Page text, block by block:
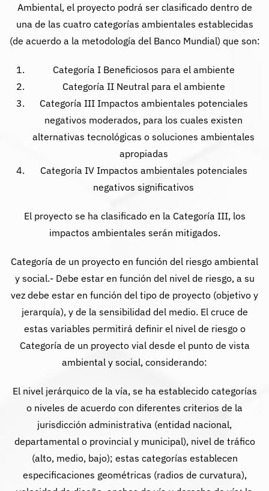
Ambiental, el proyecto podrá ser clasificado dentro de
una de las cuatro categorías ambientales establecidas
(de acuerdo a la metodología del Banco Mundial) que son:
Categoría I Beneficiosos para el ambiente
Categoría II Neutral para el ambiente
Categoría III Impactos ambientales potenciales
negativos moderados, para los cuales existen
alternativas tecnológicas o soluciones ambientales
apropiadas
Categoría IV Impactos ambientales potenciales
negativos significativos
El proyecto se ha clasificado en la Categoría III, los
impactos ambientales serán mitigados.
Categoría de un proyecto en función del riesgo ambiental
y social.- Debe estar en función del nivel de riesgo, a su
vez debe estar en función del tipo de proyecto (objetivo y
jerarquía), y de la sensibilidad del medio. El cruce de
estas variables permitirá definir el nivel de riesgo o
Categoría de un proyecto vial desde el punto de vista
ambiental y social, considerando:
El nivel jerárquico de la vía, se ha establecido categorías
o niveles de acuerdo con diferentes criterios de la
jurisdicción administrativa (entidad nacional,
departamental o provincial y municipal), nivel de tráfico
(alto, medio, bajo); estas categorías establecen
especificaciones geométricas (radios de curvatura),